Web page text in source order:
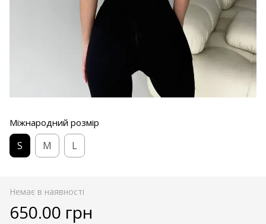
Міжнародний розмір
S M L
Немає в наявності
650.00 грн